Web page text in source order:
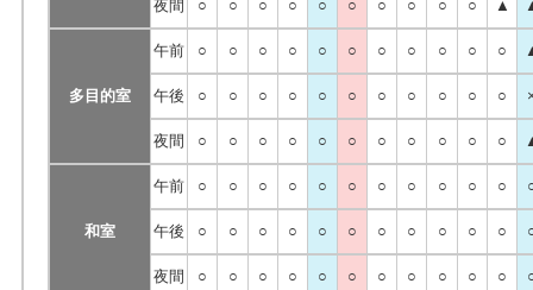
夜間 ○ ○ ○ ○ ○ ○ ○ ○ ○ ○ ▲
多目的室
午前 ○ ○ ○ ○ ○ ○ ○ ○ ○ ○ ○
午後 ○ ○ ○ ○ ○ ○ ○ ○ ○ ○ ○
夜間 ○ ○ ○ ○ ○ ○ ○ ○ ○ ○ ○
和室
午前 ○ ○ ○ ○ ○ ○ ○ ○ ○ ○ ○
午後 ○ ○ ○ ○ ○ ○ ○ ○ ○ ○ ○
夜間 ○ ○ ○ ○ ○ ○ ○ ○ ○ ○ ○